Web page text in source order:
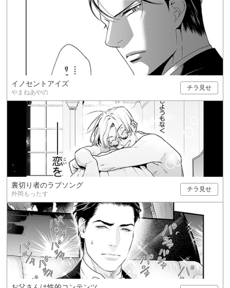
イノセントアイズ
やまねあやの
チラ見せ
裏切り者のラブソング
外岡もったす
チラ見せ